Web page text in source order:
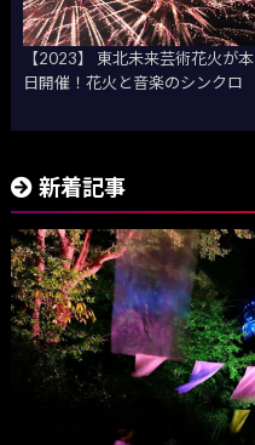
【2023】 東北未来芸術花火が本
日開催！花火と音楽のシンクロ
新着記事